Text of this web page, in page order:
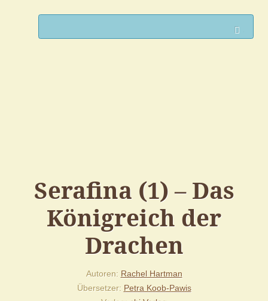
Serafina (1) – Das
Königreich der
Drachen
Autoren Rachel Hartman
Übersetzer Petra Koob-Pawis